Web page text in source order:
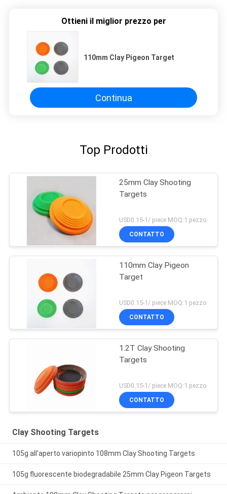
Ottieni il miglior prezzo per
110mm Clay Pigeon Target
Continua
Top Prodotti
25mm Clay Shooting
Targets
USD0.15-1/ piece MOQ:1 pezzo
CONTATTO
110mm Clay Pigeon
Target
USD0.15-1/ piece MOQ:1 pezzo
CONTATTO
1.2T Clay Shooting
Targets
USD0.15-1/ piece MOQ:1 pezzo
CONTATTO
Clay Shooting Targets
105g all'aperto variopinto 108mm Clay Shooting Targets
105g fluorescente biodegradabile 25mm Clay Pigeon Targets